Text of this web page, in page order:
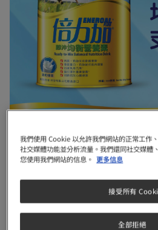
我們使用 Cookie 以允許我們網站的正常工作
社交媒體功能並分析流量。我們還同社交媒體
您使用我們網站的信息。 更多信息
全部拒絕
接受所有